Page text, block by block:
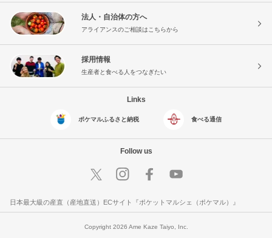
法人・自治体の方へ
アライアンスのご相談はこちらから
採用情報
生産者と食べる人をつなぎたい
Links
ポケマルふるさと納税 食べる通信
Follow us
日本最大級の産直（産地直送）ECサイト『ポケットマルシェ（ポケマル）』
Copyright 2026 Ame Kaze Taiyo, Inc.